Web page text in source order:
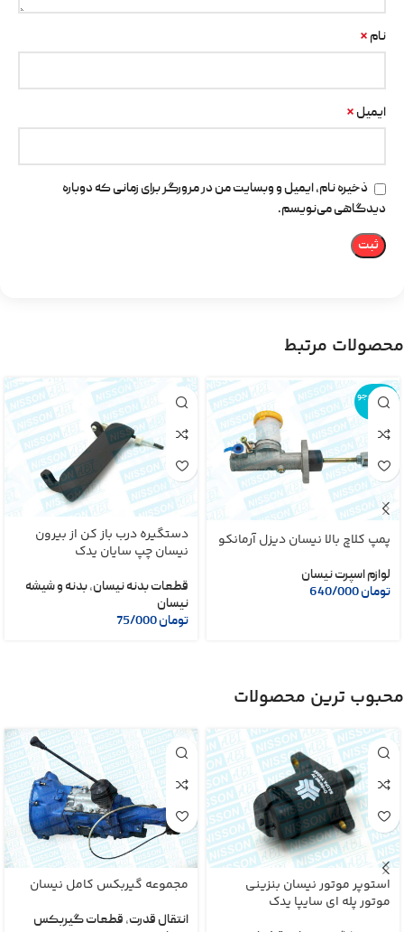
نام *
ایمیل *
ذخیره نام، ایمیل و وبسایت من در مرورگر برای زمانی که دوباره
دیدگاهی می‌نویسم.
محصولات مرتبط
اتمام موجو
دی
پمپ کلاچ بالا نیسان دیزل آرمانکو
لوازم اسپرت نیسان
تومان
دستگیره درب باز کن از بیرون
نیسان چپ سایان یدک
قطعات بدنه نیسان,بدنه و شیشه
نیسان
تومان
محبوب ترین محصولات
استوپر موتور نیسان بنزینی
موتور پله ای سایپا یدک
مجموعه گیربکس کامل نیسان
انتقال قدرت, قطعات گیربکس